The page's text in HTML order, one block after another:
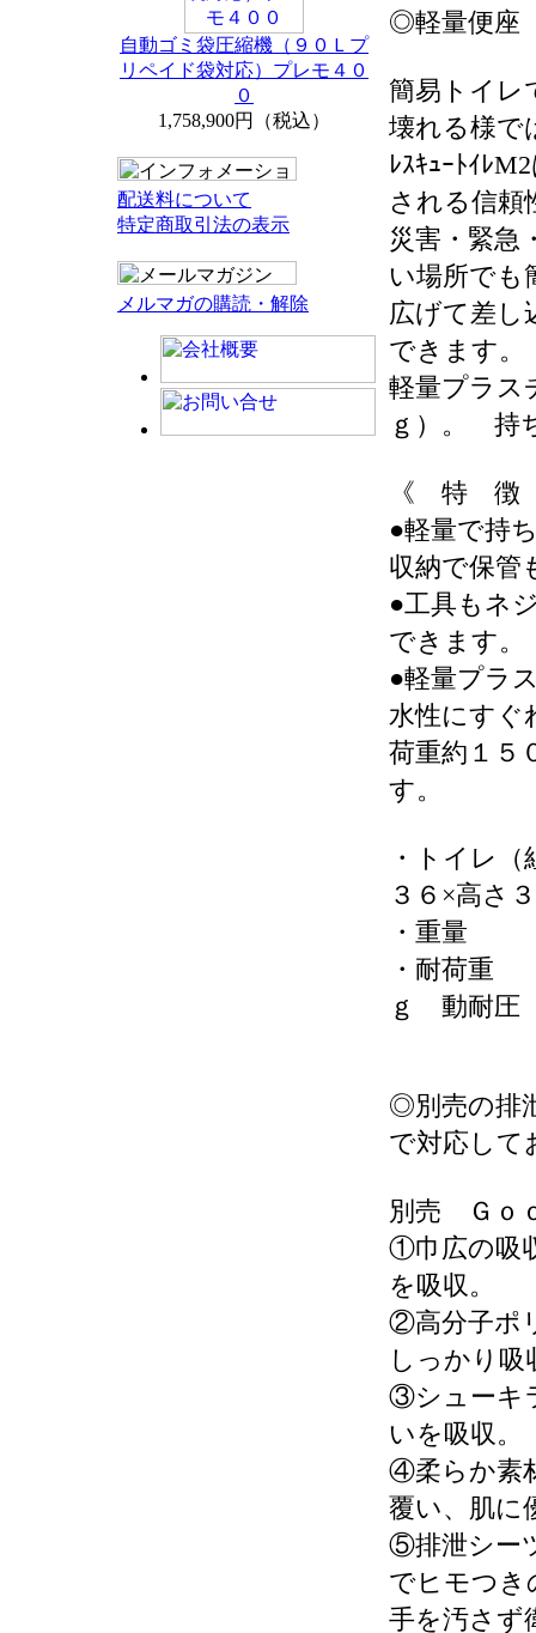
自動ゴミ袋圧縮機（９０Ｌプ
リペイド袋対応）プレモ４０
０
1,758,900円（税込）
配送料について
特定商取引法の表示
メルマガの購読・解除
◎軽量便座
簡易トイレ
壊れる様で
ﾚｽｷｭｰﾄｲﾚ
される信頼
災害・緊急
い場所でも
広げて差し
できます。
軽量プラス
ｇ）。 持
《 特 徴
●軽量で持
収納で保管
●工具もネ
できます。
●軽量プラ
水性にすぐ
荷重約１５
す。
・トイレ
３６×高さ
・重
・耐
ｇ 動耐圧
◎別売の排
で対応して
別売 Ｇｏ
①巾広の吸
を吸収。
②高分子ポ
しっかり吸
③シューキ
いを吸収。
④柔らか素
覆い、肌に
⑤排泄シー
でヒモつき
手を汚さず